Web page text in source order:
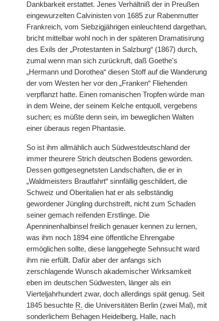
Dankbarkeit erstattet. Jenes Verhältniß der in Preußen
eingewurzelten Calvinisten von 1685 zur Rabenmutter
Frankreich, vom Siebzigjährigen einleuchtend dargethan,
bricht mittelbar wohl noch in der späteren Dramatisirung
des Exils der „Protestanten in Salzburg“ (1867) durch,
zumal wenn man sich zurückruft, daß Goethe's
„Hermann und Dorothea“ diesen Stoff auf die Wanderung
der vom Westen her vor den „Franken“ Fliehenden
verpflanzt hatte. Einen romanischen Tropfen würde man
in dem Weine, der seinem Kelche entquoll, vergebens
suchen; es müßte denn sein, im beweglichen Walten
einer überaus regen Phantasie.
So ist ihm allmählich auch Südwestdeutschland der
immer theurere Strich deutschen Bodens geworden.
Dessen gottgesegnetsten Landschaften, die er in
„Waldmeisters Brautfahrt“ sinnfällig geschildert, die
Schweiz und Oberitalien hat er als selbständig
gewordener Jüngling durchstreift, nicht zum Schaden
seiner gemach reifenden Erstlinge. Die
Apenninenhalbinsel freilich genauer kennen zu lernen,
was ihm noch 1894 eine öffentliche Ehrengabe
ermöglichen sollte, diese langgehegte Sehnsucht ward
ihm nie erfüllt. Dafür aber der anfangs sich
zerschlagende Wunsch akademischer Wirksamkeit
eben im deutschen Südwesten, länger als ein
Vierteljahrhundert zwar, doch allerdings spät genug. Seit
1845 besuchte R. die Universitäten Berlin (zwei Mal), mit
sonderlichem Behagen Heidelberg, Halle, nach